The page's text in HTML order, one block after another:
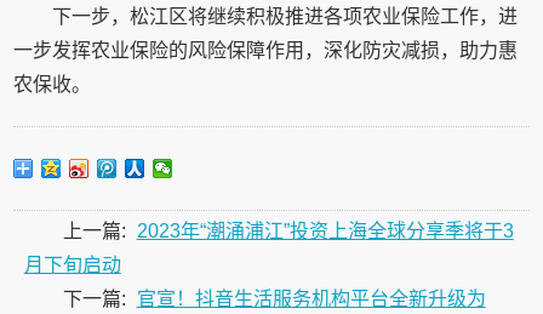
下一步，松江区将继续积极推进各项农业保险工作，进
一步发挥农业保险的风险保障作用，深化防灾减损，助力惠
农保收。
上一篇:
2023年“潮涌浦江”投资上海全球分享季将于3
月下旬启动
下一篇:
官宣！抖音生活服务机构平台全新升级为